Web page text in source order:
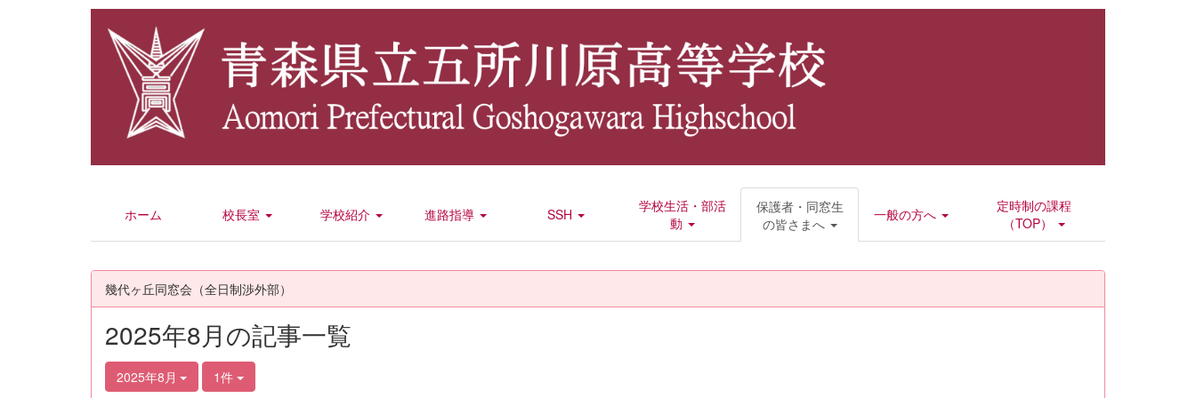
ホーム 校長室 学校紹介 進路指導 SSH
学校生活・部活
動
保護者・同窓生
の皆さまへ
一般の方へ
定時制の課程
（TOP）
幾代ヶ丘同窓会（全日制渉外部）
2025年8月の記事一覧
2025年8月 1件